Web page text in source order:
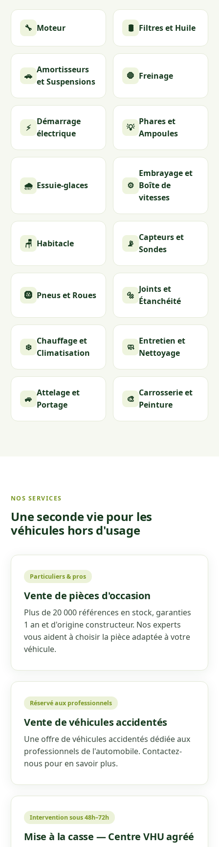
🔧 Moteur 🛢️ Filtres et Huile
🚗
Amortisseurs
et Suspensions
🛑 Freinage
⚡
Démarrage
électrique
💡
Phares et
Ampoules
🌧️ Essuie-glaces ⚙️
Embrayage et
Boîte de
vitesses
🪑 Habitacle 📡
Capteurs et
Sondes
🛞 Pneus et Roues 🔩
Joints et
Étanchéité
❄️
Chauffage et
Climatisation
🧼
Entretien et
Nettoyage
🚙
Attelage et
Portage
🎨
Carrosserie et
Peinture
NOS SERVICES
Une seconde vie pour les
véhicules hors d'usage
Particuliers & pros
Vente de pièces d'occasion
Plus de 20 000 références en stock, garanties
1 an et d'origine constructeur. Nos experts
vous aident à choisir la pièce adaptée à votre
véhicule.
Réservé aux professionnels
Vente de véhicules accidentés
Une offre de véhicules accidentés dédiée aux
professionnels de l'automobile. Contactez-
nous pour en savoir plus.
Intervention sous 48h–72h
Mise à la casse — Centre VHU agréé